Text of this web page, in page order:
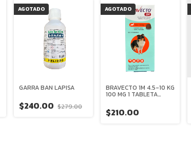
AGOTADO
GARRA BAN LAPISA
$240.00 $279.00
AGOTADO
BRAVECTO 1M 4.5-10 KG
100 MG 1 TABLETA
$210.00